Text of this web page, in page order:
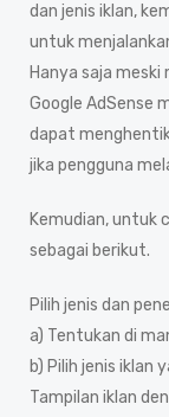
dan jenis iklan,
untuk
Hanya saja
Google AdSense
dapat
jika pengguna
Kemudian, untuk
sebagai berikut.
Pilih jenis dan
a) Tentukan di
b) Pilih jenis
Tampilan iklan